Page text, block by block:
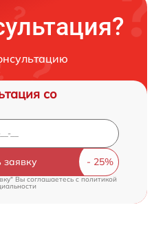
со
заявку
Вы соглашаетесь cполитикой